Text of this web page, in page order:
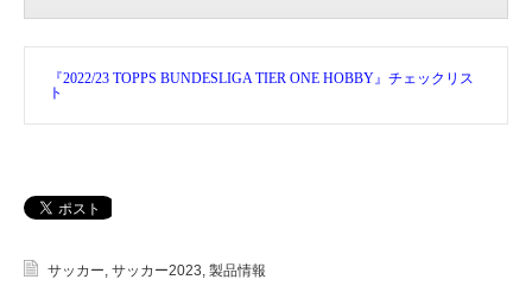
『2022/23 TOPPS BUNDESLIGA TIER ONE HOBBY』チェックリス
ト
サッカー, サッカー2023, 製品情報